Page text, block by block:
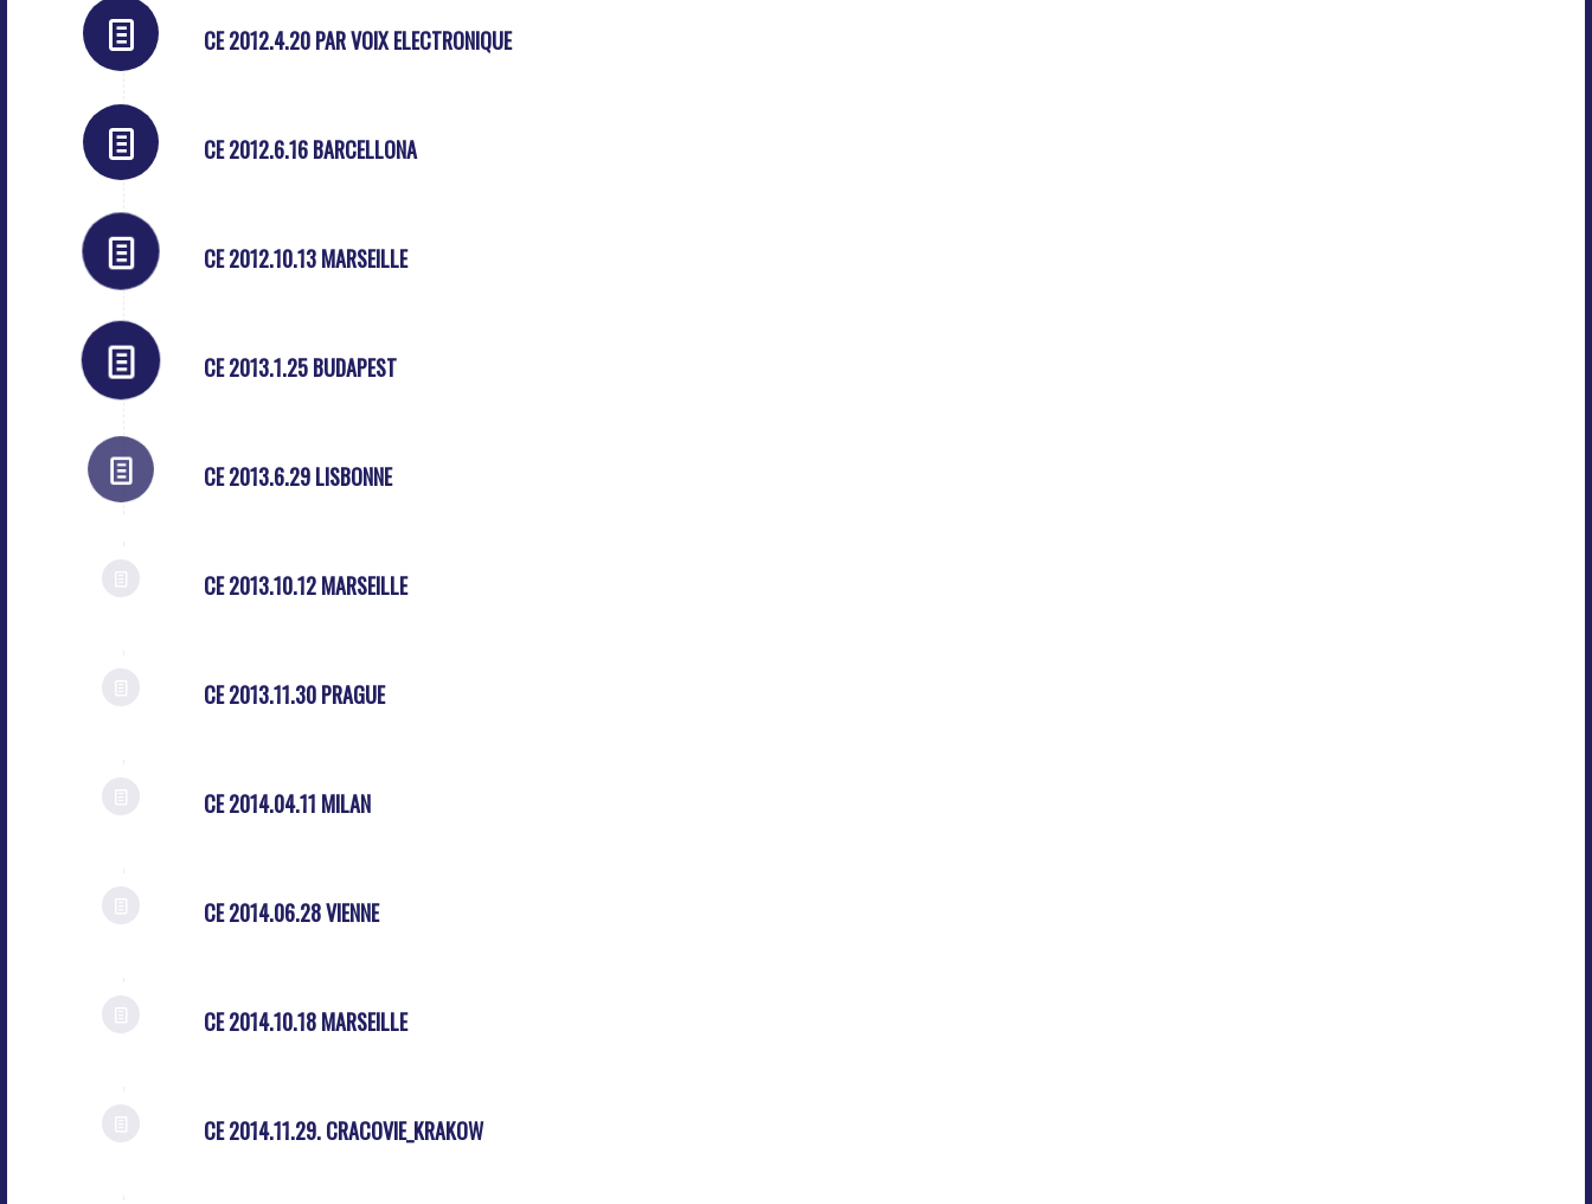
CE 2012.4.20 PAR VOIX ELECTRONIQUE
CE 2012.6.16 BARCELLONA
CE 2012.10.13 MARSEILLE
CE 2013.1.25 BUDAPEST
CE 2013.6.29 LISBONNE
CE 2013.10.12 MARSEILLE
CE 2013.11.30 PRAGUE
CE 2014.04.11 MILAN
CE 2014.06.28 VIENNE
CE 2014.10.18 MARSEILLE
CE 2014.11.29. CRACOVIE_KRAKOW